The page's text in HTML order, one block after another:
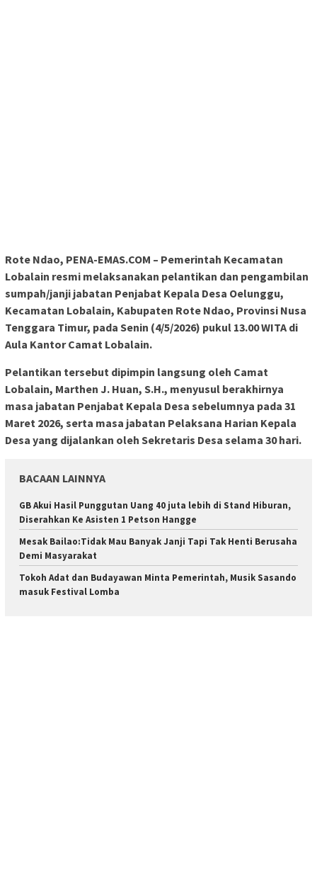
Rote Ndao, PENA-EMAS.COM – Pemerintah Kecamatan
Lobalain resmi melaksanakan pelantikan dan pengambilan
sumpah/janji jabatan Penjabat Kepala Desa Oelunggu,
Kecamatan Lobalain, Kabupaten Rote Ndao, Provinsi Nusa
Tenggara Timur, pada Senin (4/5/2026) pukul 13.00 WITA di
Aula Kantor Camat Lobalain.
Pelantikan tersebut dipimpin langsung oleh Camat
Lobalain, Marthen J. Huan, S.H., menyusul berakhirnya
masa jabatan Penjabat Kepala Desa sebelumnya pada 31
Maret 2026, serta masa jabatan Pelaksana Harian Kepala
Desa yang dijalankan oleh Sekretaris Desa selama 30 hari.
BACAAN LAINNYA
GB Akui Hasil Punggutan Uang 40 juta lebih di Stand Hiburan,
Diserahkan Ke Asisten 1 Petson Hangge
Mesak Bailao:Tidak Mau Banyak Janji Tapi Tak Henti Berusaha
Demi Masyarakat
Tokoh Adat dan Budayawan Minta Pemerintah, Musik Sasando
masuk Festival Lomba